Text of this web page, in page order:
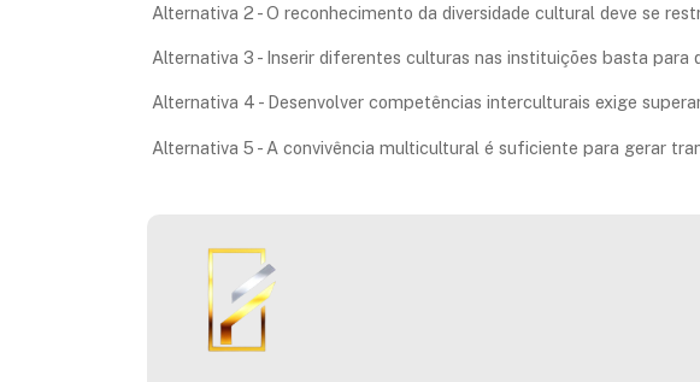
Alternativa 2 - O reconhecimento da diversidade cultural deve se
Alternativa 3 - Inserir diferentes culturas nas instituições basta para
Alternativa 4 - Desenvolver competências interculturais exige
Alternativa 5 - A convivência multicultural é suficiente para gerar